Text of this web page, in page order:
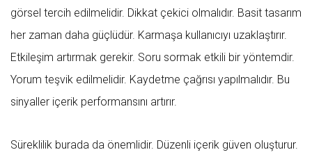
görsel tercih edilmelidir. Dikkat çekici olmalıdır. Basit tasarım
her zaman daha güçlüdür. Karmaşa kullanıcıyı uzaklaştırır.
Etkileşim artırmak gerekir. Soru sormak etkili bir yöntemdir.
Yorum teşvik edilmelidir. Kaydetme çağrısı yapılmalıdır. Bu
sinyaller içerik performansını artırır.
Süreklilik burada da önemlidir. Düzenli içerik güven oluşturur.